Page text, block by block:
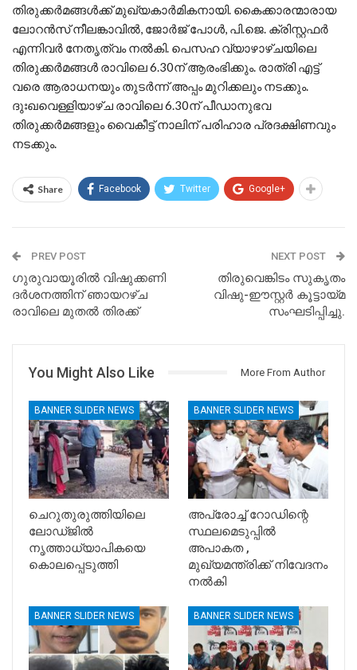
തിരുക്കർമങ്ങൾക്ക് മുഖ്യകാർമികനായി. കൈക്കാരന്മാരായ
ലോറൻസ് നീലങ്കാവിൽ, ജോർജ് പോൾ, പി.ജെ. ക്രിസ്റ്റഫർ
എന്നിവർ നേതൃത്വം നൽകി. പെസഹ വ്യാഴാഴ്ചയിലെ
തിരുക്കർമങ്ങൾ രാവിലെ 6.30ന് ആരംഭിക്കും. രാത്രി എട്ട്
വരെ ആരാധനയും തുടർന്ന് അപ്പം മുറിക്കലും നടക്കും.
ദുഃഖവെള്ളിയാഴ്ച രാവിലെ 6.30ന് പീഡാനുഭവ
തിരുക്കർമങ്ങളും വൈകീട്ട് നാലിന് പരിഹാര പ്രദക്ഷിണവും
നടക്കും.
Share Facebook Twitter Google+
PREV POST
ഗുരുവായൂരിൽ വിഷുക്കണി
ദർശനത്തിന് ഞായറഴ്ച
രാവിലെ മുതൽ തിരക്ക്
NEXT POST
തിരുവെങ്കിടം സുകൃതം
വിഷു-ഈസ്റ്റര്‍ കൂട്ടായ്മ
സംഘടിപ്പിച്ചു.
You Might Also Like More From Author
BANNER SLIDER NEWS
ചെറുതുരുത്തിയിലെ
ലോഡ്ജിൽ
നൃത്താധ്യാപികയെ
കൊലപ്പെടുത്തി
BANNER SLIDER NEWS
അപ്രോച്ച് റോഡിന്റെ
സ്ഥലമെടുപ്പിൽ
അപാകത ,
മുഖ്യമന്ത്രിക്ക് നിവേദനം
നൽകി
BANNER SLIDER NEWS BANNER SLIDER NEWS